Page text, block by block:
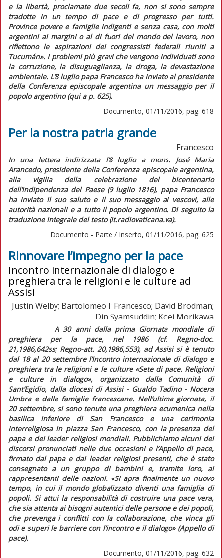
e la libertà, proclamate due secoli fa, non si sono sempre
tradotte in un tempo di pace e di progresso per tutti.
Province povere e famiglie indigenti e senza casa, con molti
argentini ai margini o al di fuori del mondo del lavoro, non
riflettono le aspirazioni dei congressisti federali riuniti a
Tucumán». I problemi più gravi che vengono individuati sono
la corruzione, la disuguaglianza, la droga, la devastazione
ambientale. L’8 luglio papa Francesco ha inviato al presidente
della Conferenza episcopale argentina un messaggio per il
popolo argentino (quia p. 625).
Documento, 01/11/2016, pag. 618
Per la nostra patria grande
Francesco
In una lettera indirizzata l’8 luglio a mons. José Maria
Arancedo, presidente della Conferenza episcopale argentina,
alla vigilia della celebrazione del bicentenario
dell’indipendenza del Paese (9 luglio 1816), papa Francesco
ha inviato il suo saluto e il suo messaggio ai vescovi, alle
autorità nazionali e a tutto il popolo argentino. Di seguito la
traduzione integrale del testo (it.radiovaticana.va).
Documento - Parte / Inserto, 01/11/2016, pag. 625
Rinnovare l’impegno per la pace
Incontro internazionale di dialogo e
preghiera tra le religioni e le culture ad
Assisi
Justin Welby; Bartolomeo I; Francesco; David Brodman;
Din Syamsuddin; Koei Morikawa
A 30 anni dalla prima Giornata mondiale di
preghiera per la pace, nel 1986 (cf. Regno-doc.
21,1986,642ss; Regno-att. 20,1986,553), ad Assisi si è tenuto
dal 18 al 20 settembre l’Incontro internazionale di dialogo e
preghiera tra le religioni e le culture «Sete di pace. Religioni
e culture in dialogo», organizzato dalla Comunità di
Sant’Egidio, dalla diocesi di Assisi - Gualdo Tadino - Nocera
Umbra e dalle famiglie francescane. Nell’ultima giornata, il
20 settembre, si sono tenute una preghiera ecumenica nella
basilica inferiore di San Francesco e una cerimonia
interreligiosa in piazza San Francesco, con la presenza del
papa e dei leader religiosi mondiali. Pubblichiamo alcuni dei
discorsi pronunciati nelle due occasioni e l’Appello di pace,
firmato dal papa e dai leader religiosi presenti, che è stato
consegnato a un gruppo di bambini e, tramite loro, ai
rappresentanti delle nazioni. «Si apra finalmente un nuovo
tempo, in cui il mondo globalizzato diventi una famiglia di
popoli. Si attui la responsabilità di costruire una pace vera,
che sia attenta ai bisogni autentici delle persone e dei popoli,
che prevenga i conflitti con la collaborazione, che vinca gli
odi e superi le barriere con l’incontro e il dialogo»(Appello di
pace).
Documento, 01/11/2016, pag. 632